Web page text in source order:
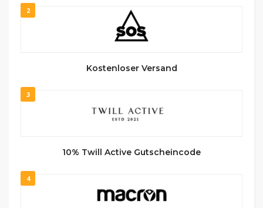
2
Kostenloser Versand
3
10% Twill Active Gutscheincode
4